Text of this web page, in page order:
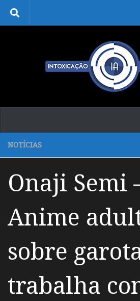
Skip to content
NOTÍCIAS
Onaji Semi
Anime
sobre
trabalha